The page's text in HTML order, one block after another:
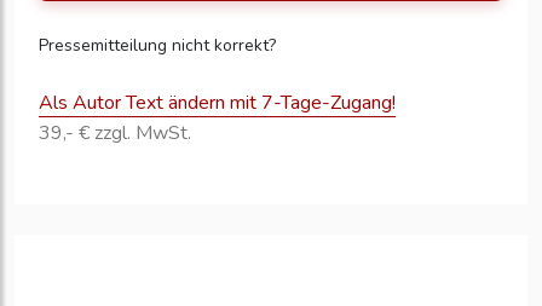
Pressemitteilung nicht korrekt?
Als Autor Text ändern mit 7-Tage-Zugang!
39,- € zzgl. MwSt.